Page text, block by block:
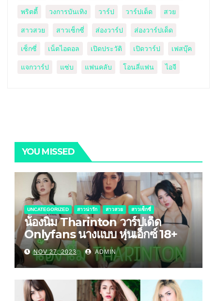
พริตตี้ วงการบันเทิง วาร์ป วาร์ปเด็ด สวย
สาวสวย สาวเซ็กซี่ ส่องวาร์ป ส่องวาร์ปเด็ด
เซ็กซี่ เน็ตไอดอล เปิดประวัติ เปิดวาร์ป เฟสบุ๊ค
แจกวาร์ป แซ่บ แฟนคลับ โอนลี่แฟน ไอจี
YOU MISSED
UNCATEGORIZED สาวน่ารัก สาวสวย สาวเซ็กซี่
น้องนิ่ม Tharinton วาร์ปเด็ด
Onlyfans นางแบบ หุ่นเอ็กซ์ 18+
NOV 27, 2023 ADMIN